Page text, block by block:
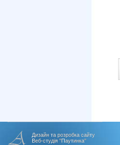
Дизайн та розробка сайту
Веб-студія "Паутинка"